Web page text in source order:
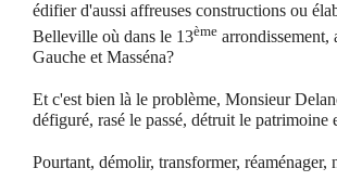
édifier d'aussi affreuses constructions ou
Belleville où dans le 13ème arrondissement,
Gauche et Masséna?
Et c'est bien là le problème, Monsieur
défiguré, rasé le passé, détruit le
Pourtant, démolir, transformer, réaménager,